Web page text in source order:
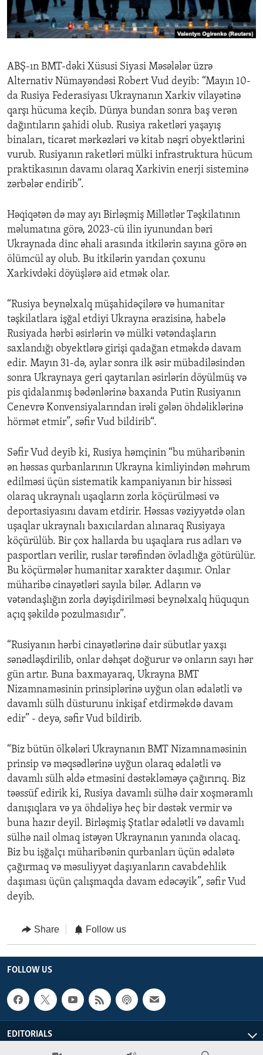
ENVIRONMENT AND HEALTH
IDEALS AND INSTITUTIONS
ABŞ-ın BMT-dəki Xüsusi Siyasi Məsələlər üzrə
Alternativ Nümayəndəsi Robert Vud deyib: “Mayın 10-
da Rusiya Federasiyası Ukraynanın Xarkiv vilayətinə
qarşı hücuma keçib. Dünya bundan sonra baş verən
dağıntıların şahidi olub. Rusiya raketləri yaşayış
binaları, ticarət mərkəzləri və kitab nəşri obyektlərini
vurub. Rusiyanın raketləri mülki infrastruktura hücum
praktikasının davamı olaraq Xarkivin enerji sisteminə
zərbələr endirib”.
Həqiqətən də may ayı Birləşmiş Millətlər Təşkilatının
məlumatına görə, 2023-cü ilin iyunundan bəri
Ukraynada dinc əhali arasında itkilərin sayına görə ən
ölümcül ay olub. Bu itkilərin yarıdan çoxunu
Xarkivdəki döyüşlərə aid etmək olar.
“Rusiya beynəlxalq müşahidəçilərə və humanitar
təşkilatlara işğal etdiyi Ukrayna ərazisinə, habelə
Rusiyada hərbi əsirlərin və mülki vətəndaşların
saxlandığı obyektlərə girişi qadağan etməkdə davam
edir. Mayın 31-də, aylar sonra ilk əsir mübadiləsindən
sonra Ukraynaya geri qaytarılan əsirlərin döyülmüş və
pis qidalanmış bədənlərinə baxanda Putin Rusiyanın
Cenevrə Konvensiyalarından irəli gələn öhdəliklərinə
hörmət etmir”, səfir Vud bildirib“.
Səfir Vud deyib ki, Rusiya həmçinin “bu müharibənin
ən həssas qurbanlarının Ukrayna kimliyindən məhrum
edilməsi üçün sistematik kampaniyanın bir hissəsi
olaraq ukraynalı uşaqların zorla köçürülməsi və
deportasiyasını davam etdirir. Həssas vəziyyətdə olan
uşaqlar ukraynalı baxıcılardan alınaraq Rusiyaya
köçürülüb. Bir çox hallarda bu uşaqlara rus adları və
pasportları verilir, ruslar tərəfindən övladlığa götürülür.
Bu köçürmələr humanitar xarakter daşımır. Onlar
müharibə cinayətləri sayıla bilər. Adların və
vətəndaşlığın zorla dəyişdirilməsi beynəlxalq hüququn
açıq şəkildə pozulmasıdır”.
“Rusiyanın hərbi cinayətlərinə dair sübutlar yaxşı
sənədləşdirilib, onlar dəhşət doğurur və onların sayı hər
gün artır. Buna baxmayaraq, Ukrayna BMT
Nizamnaməsinin prinsiplərinə uyğun olan ədalətli və
davamlı sülh düsturunu inkişaf etdirməkdə davam
edir” - deyə, səfir Vud bildirib.
“Biz bütün ölkələri Ukraynanın BMT Nizamnaməsinin
prinsip və məqsədlərinə uyğun olaraq ədalətli və
davamlı sülh əldə etməsini dəstəkləməyə çağırırıq. Biz
təəssüf edirik ki, Rusiya davamlı sülhə dair xoşməramlı
danışıqlara və ya öhdəliyə heç bir dəstək vermir və
buna hazır deyil. Birləşmiş Ştatlar ədalətli və davamlı
sülhə nail olmaq istəyən Ukraynanın yanında olacaq.
Biz bu işğalçı müharibənin qurbanları üçün ədalətə
çağırmaq və məsuliyyət daşıyanların cavabdehlik
daşıması üçün çalışmaqda davam edəcəyik”, səfir Vud
deyib.
Share Follow us
FOLLOW US
EDITORIALS